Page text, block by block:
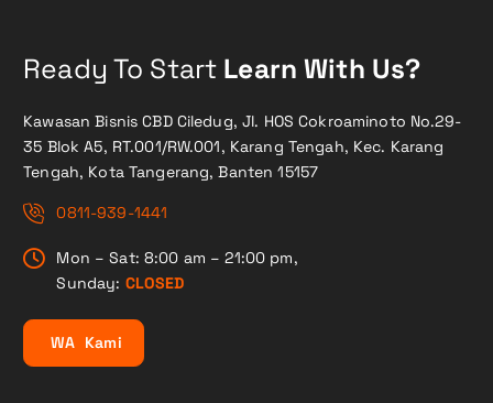
Ready To Start Learn With Us?
Kawasan Bisnis CBD Ciledug, Jl. HOS Cokroaminoto No.29-
35 Blok A5, RT.001/RW.001, Karang Tengah, Kec. Karang
Tengah, Kota Tangerang, Banten 15157
0811-939-1441
Mon – Sat: 8:00 am – 21:00 pm,
Sunday: CLOSED
WA Kami